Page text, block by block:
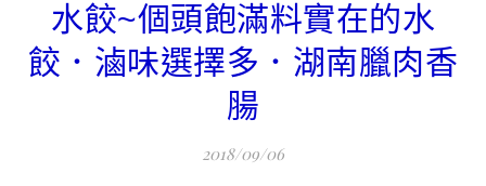
水餃~個頭飽滿料實在的水
餃．滷味選擇多．湖南臘肉香
腸
2018/09/06